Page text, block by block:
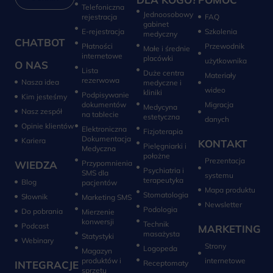
CHATBOT
O NAS
Nasza idea
Kim jesteśmy
Nasz zespół
Opinie klientów
Kariera
WIEDZA
Blog
Słownik
Do pobrania
Podcast
Webinary
INTEGRACJE
Telefoniczna
rejestracja
E-rejestracja
Płatności
internetowe
Lista
rezerwowa
Podpisywanie
dokumentów
na tablecie
Elektroniczna
Dokumentacja
Medyczna
Przypomnienia
SMS dla
pacjentów
Marketing SMS
Mierzenie
konwersji‎
Statystyki
Magazyn
produktów i
sprzętu
Jednoosobowy
gabinet
medyczny
Małe i średnie
placówki
Duże centra
medyczne i
kliniki
Medycyna
estetyczna
Fizjoterapia
Pielęgniarki i
położne
Psychiatria i
terapeutyka
Stomatologia
Technik
masażysta
Logopeda
FAQ
Szkolenia
Przewodnik
użytkownika
Materiały
wideo
Migracja
danych
KONTAKT
Prezentacja
systemu
Mapa produktu
Newsletter
MARKETING
Strony
internetowe